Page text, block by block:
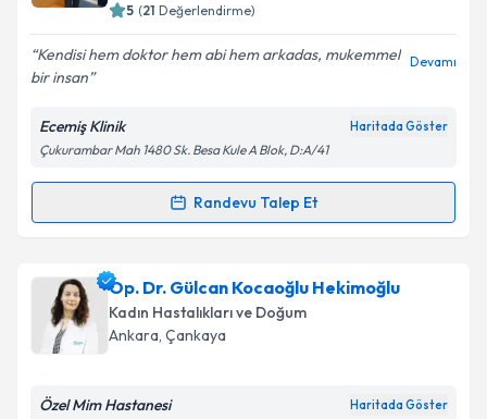
kapsamda işlenmesini kabul ediyorum.
Takvim Talebini Gönder
5 (21 Değerlendirme)
Kendisi hem doktor hem abi hem arkadas, mukemmel
bir insan
Devamı
Ecemiş Klinik Haritada Göster
Çukurambar Mah 1480 Sk. Besa Kule A Blok, D:A/41
Randevu Talep Et
Randevu Takvimi Talebi
Op. Dr. Tolga Ecemiş için randevu takvimi talebi
oluşturun. Size bu uzmandan randevu almanız için bir
takvim hazırlandığında e-posta ile bilgilendireceğiz.
Op. Dr. Gülcan Kocaoğlu Hekimoğlu
Kadın Hastalıkları ve Doğum
Ankara, Çankaya
Özel Mim Hastanesi Haritada Göster